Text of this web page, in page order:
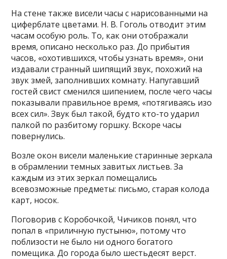
На стене также висели часы с нарисованными на
циферблате цветами. Н. В. Гоголь отводит этим
часам особую роль. То, как они отображали
время, описано несколько раз. До прибытия
часов, «охотившихся, чтобы узнать время», они
издавали странный шипящий звук, похожий на
звук змей, заполнивших комнату. Напугавший
гостей свист сменился шипением, после чего часы
показывали правильное время, «потягиваясь изо
всех сил». Звук был такой, будто кто-то ударил
палкой по разбитому горшку. Вскоре часы
повернулись.
Возле окон висели маленькие старинные зеркала
в обрамлении темных завитых листьев. За
каждым из этих зеркал помещались
всевозможные предметы: письмо, старая колода
карт, носок.
Поговорив с Коробочкой, Чичиков понял, что
попал в «приличную пустыню», потому что
поблизости не было ни одного богатого
помещика. До города было шестьдесят верст.